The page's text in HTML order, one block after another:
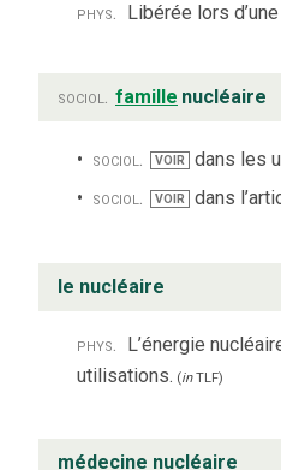
phys. Libérée lors
sociol. famille nucléaire
sociol. VOIR dans les
sociol.
VOIR dans
le nucléaire
phys. L’énergie
utilisations. (inTLF)
médecine nucléaire